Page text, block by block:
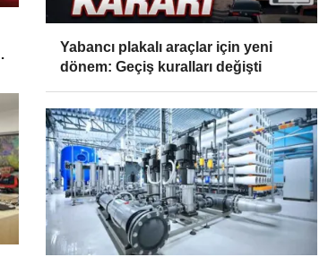
Yabancı plakalı araçlar için yeni
dönem: Geçiş kuralları değişti